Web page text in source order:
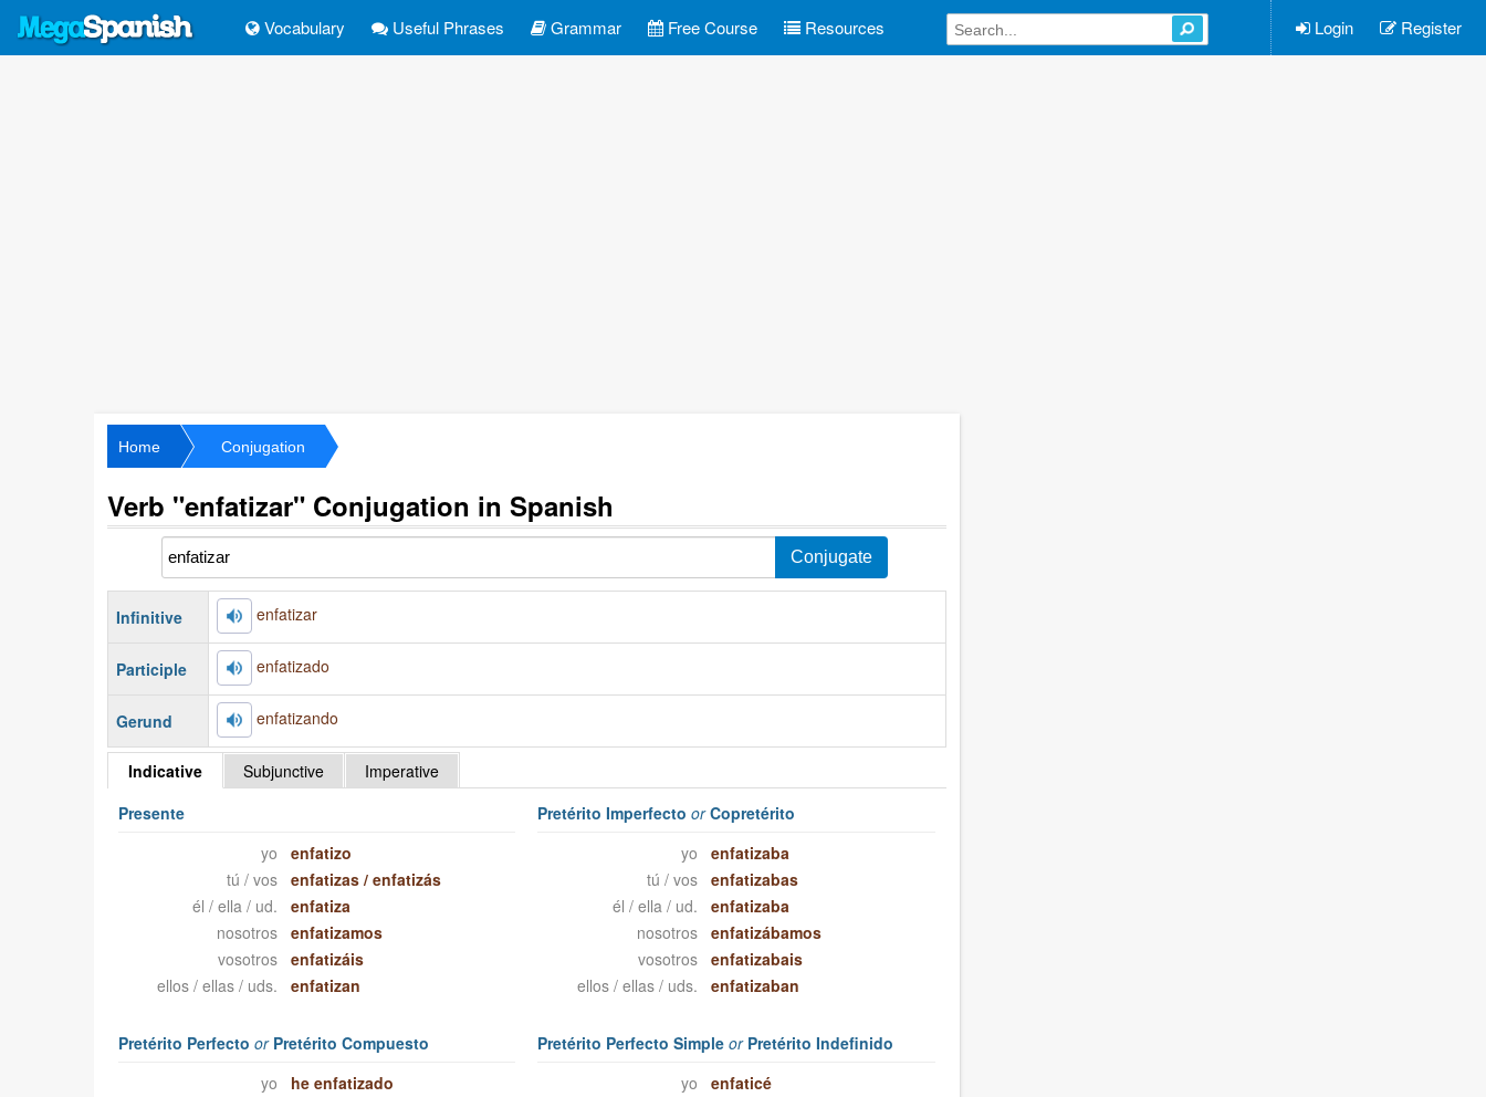
Vocabulary Useful Phrases Grammar Free Course Resources Login Register
Home Conjugation
Verb "enfatizar" Conjugation in Spanish
Infinitive enfatizar
Participle enfatizado
Gerund enfatizando
Indicative Subjunctive
Imperative
Presente
yo
enfatizo
tú / vos
enfatizas /enfatizás
él / ella / ud.
enfatiza
nosotros
enfatizamos
vosotros
enfatizáis
ellos / ellas / uds.
enfatizan
Pretérito ImperfectoorCopretérito
yo
enfatizaba
tú / vos
enfatizabas
él / ella / ud.
enfatizaba
nosotros
enfatizábamos
vosotros
enfatizabais
ellos / ellas / uds.
enfatizaban
Pretérito Perfecto orPretérito Compuesto
yo
he enfatizado
Pretérito Perfecto SimpleorPretérito Indefinido
yo
enfaticé